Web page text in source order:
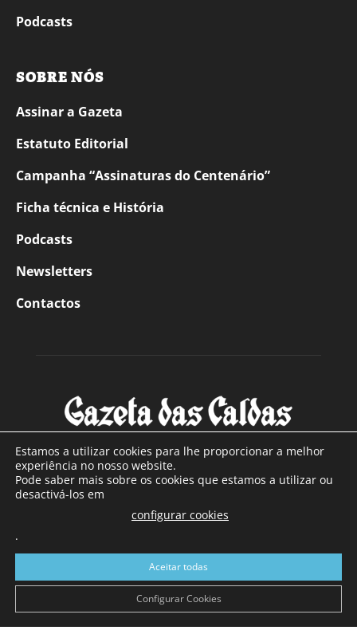
Podcasts
SOBRE NÓS
Assinar a Gazeta
Estatuto Editorial
Campanha “Assinaturas do Centenário”
Ficha técnica e História
Podcasts
Newsletters
Contactos
SOBRE NÓS
Com sede nas Caldas da Rainha e mais de 90 anos de
a sul de distrito de Leiria, com mais de 40.000 leitores por
toda a região Oeste. Jornal com distribuição em Portugal
Continental e assinatura online.
Estamos a utilizar cookies para lhe proporcionar a melhor
experiência no nosso website.
Pode saber mais sobre os cookies que estamos a utilizar ou
desactivá-los em
configurar cookies
.
Aceitar todas
Configurar Cookies